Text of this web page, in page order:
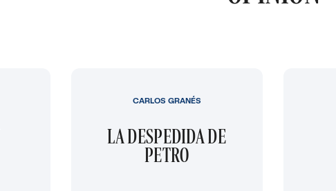
LA DESPEDIDA DE
PETRO
CARLOS GRANÉS